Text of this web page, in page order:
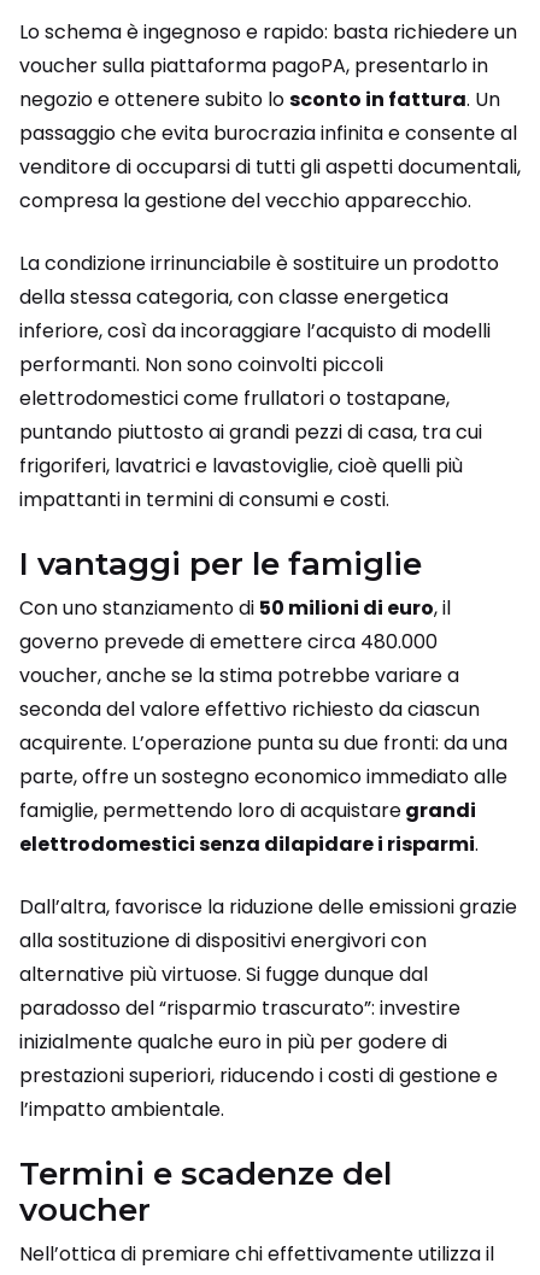
Lo schema è ingegnoso e rapido: basta richiedere un
voucher sulla piattaforma pagoPA, presentarlo in
negozio e ottenere subito losconto in fattura. Un
passaggio che evita burocrazia infinita e consente al
venditore di occuparsi di tutti gli aspetti documentali,
compresa la gestione del vecchio apparecchio.
La condizione irrinunciabile è sostituire un prodotto
della stessa categoria, con classe energetica
inferiore, così da incoraggiare l’acquisto di modelli
performanti. Non sono coinvolti piccoli
elettrodomestici come frullatori o tostapane,
puntando piuttosto ai grandi pezzi di casa, tra cui
frigoriferi, lavatrici e lavastoviglie, cioè quelli più
impattanti in termini di consumi e costi.
I vantaggi per le famiglie
Con uno stanziamento di 50 milioni di euro, il
governo prevede di emettere circa 480.000
voucher, anche se la stima potrebbe variare a
seconda del valore effettivo richiesto da ciascun
acquirente. L’operazione punta su due fronti: da una
parte, offre un sostegno economico immediato alle
famiglie, permettendo loro di acquistaregrandi
elettrodomestici senza dilapidare i risparmi.
Dall’altra, favorisce la riduzione delle emissioni grazie
alla sostituzione di dispositivi energivori con
alternative più virtuose. Si fugge dunque dal
paradosso del “risparmio trascurato”: investire
inizialmente qualche euro in più per godere di
prestazioni superiori, riducendo i costi di gestione e
l’impatto ambientale.
Termini e scadenze del
voucher
Nell’ottica di premiare chi effettivamente utilizza il